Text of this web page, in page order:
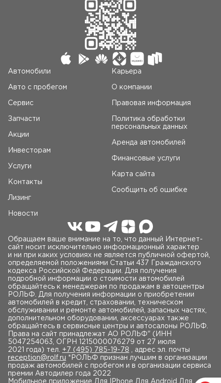
Автомобили
Авто c пробегом
Сервис
Запчасти
Акции
Инвесторам
Услуги
Контакты
Лизинг
Новости
Карьера
О компании
Правовая информация
Политика обработки
персональных данных
Аренда автомобилей
Финансовые услуги
Карта сайта
Сообщить об ошибке
Обращаем ваше внимание на то, что данный Интернет-
сайт носит исключительно информационный характер
и ни при каких условиях не является публичной офертой,
определяемой положениями Статьи 437 Гражданского
кодекса Российской Федерации. Для получения
подробной информации о стоимости автомобилей
обращайтесь к менеджерам по продажам в автоцентры
РОЛЬФ. Для получения информации о приобретении
автомобилей в кредит, страховании, техническом
обслуживании и ремонте автомобилей, запасных частях,
дополнительном оборудовании, аксессуарах также
обращайтесь в сервисные центры и автосалоны РОЛЬФ.
Права на сайт принадлежат AO РОЛЬФ" (ИНН
5047254063, ОГРН 1215000076279 от 27 июля
2021 года) тел. +7 (495) 785-19-78 , адрес эл. почты
reception@rolf.ru *РОЛЬФ признан лучшим в организации
продаж автомобилей с пробегом и в организации сервиса
премии Автодилер года 2022
Мобильное приложение Для IPhone Для Android Для